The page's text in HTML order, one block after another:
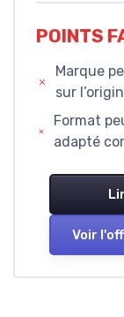
POINTS
Marque
sur
Format
adapté
Voir